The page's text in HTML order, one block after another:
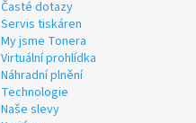
Časté dotazy
Servis tiskáren
My jsme Tonera
Virtuální prohlídka
Náhradní plnění
Technologie
Naše slevy